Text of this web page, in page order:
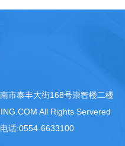
市泰丰大街168号崇智楼二楼
All Rights Servered
话:0554-6633100